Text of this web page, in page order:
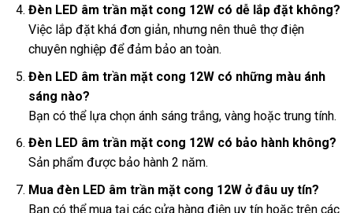
Đèn LED âm trần mặt cong 12W có dễ lắp đặt không?
Việc lắp đặt khá đơn giản, nhưng nên thuê thợ điện
chuyên nghiệp để đảm bảo an toàn.
Đèn LED âm trần mặt cong 12W có những màu ánh
sáng nào?
Bạn có thể lựa chọn ánh sáng trắng, vàng hoặc trung tính.
Đèn LED âm trần mặt cong 12W có bảo hành không?
Sản phẩm được bảo hành 2 năm.
Mua đèn LED âm trần mặt cong 12W ở đâu uy tín?
Bạn có thể mua tại các cửa hàng điện uy tín hoặc trên các